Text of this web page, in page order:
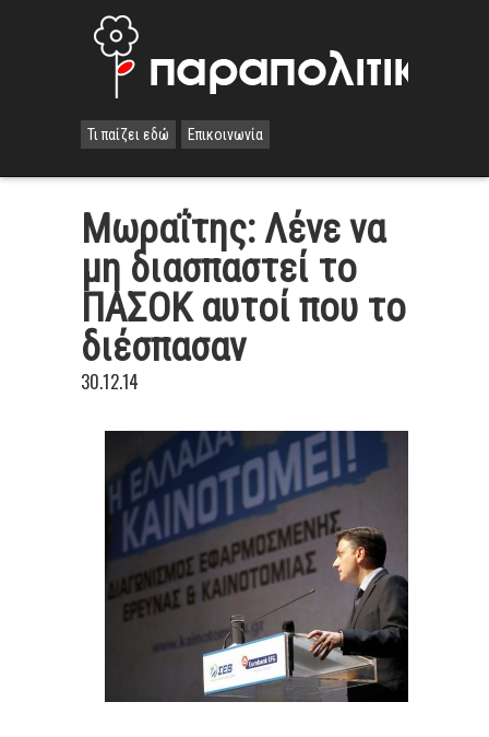
Τι παίζει εδώ Επικοινωνία
Μωραΐτης: Λένε να
μη διασπαστεί το
ΠΑΣΟΚ αυτοί που το
διέσπασαν
30.12.14